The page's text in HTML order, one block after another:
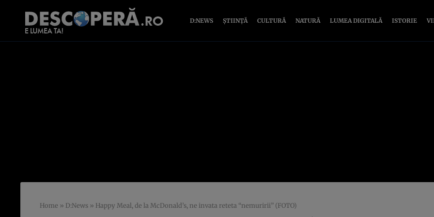
D:NEWS ȘTIINȚĂ CULTURĂ NATURĂ LUMEA DIGITALĂ ISTORIE
Home » D:News » Happy Meal, de la McDonald’s, ne invata reteta “nemuririi” (FOTO)